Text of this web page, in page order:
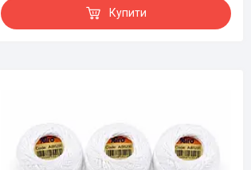
Купити